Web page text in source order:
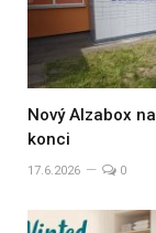
Nový Alzabox
konci
17.6.2026 0